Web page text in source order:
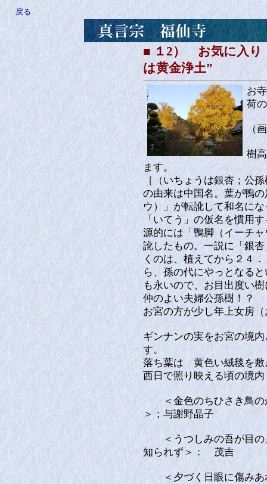
戻る
■ １2） お気に入り
は黄金浄土”
お
荷
（
樹
ます。
［（いちょうは銀杏；公
の由来は中国名。葉が鴨
ウ）」が転訛して和名に
「いてう」の仮名を慣用
源的には「鴨脚（イーチ
訛したもの。一説に「銀
くのは、植えてから２４
ら、孫の代にやっとなる
も永いので、お目出度い
仲のよい夫婦公孫樹！？
お宮の方が少し年上女房
ギンナンの実をお宮の境
す。
落ち葉は 黄色い絨毯を敷
西日で照り映える頃の境
＜金色のちひさき鳥の
＞；与謝野晶子
＜うつしみの吾が目の
知られず＞： 茂吉
＜夕づく日眼に傷みあ